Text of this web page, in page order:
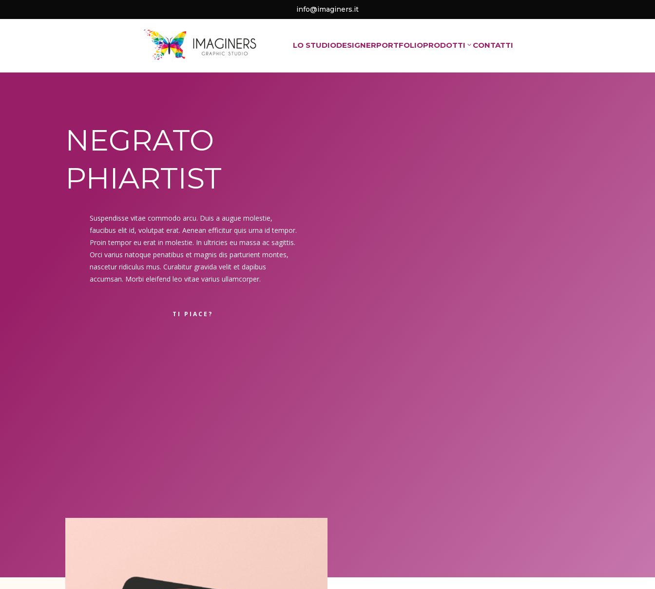
info@imaginers.it
LO STUDIODESIGNERPORTFOLIOPRODOTTI CONTATTI
NEGRATO
PHIARTIST
Suspendisse vitae commodo arcu. Duis a augue molestie,
faucibus elit id, volutpat erat. Aenean efficitur quis urna id tempor.
Proin tempor eu erat in molestie. In ultricies eu massa ac sagittis.
Orci varius natoque penatibus et magnis dis parturient montes,
nascetur ridiculus mus. Curabitur gravida velit et dapibus
accumsan. Morbi eleifend leo vitae varius ullamcorper.
TI PIACE?